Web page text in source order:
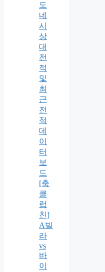
도
네
시
상
대
전
적
및
최
근
전
적
데
이
터
보
드
[축
클
럽
친]
A빌
라
vs
바
이